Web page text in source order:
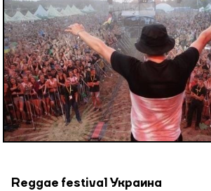
Reggae festival Украина